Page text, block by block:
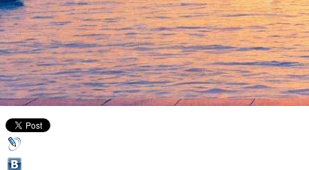
Имени Коли Васина: Музей
The Beatles в Петербурге
восстановят
26 февраля 2019,10:19 Версия для печати